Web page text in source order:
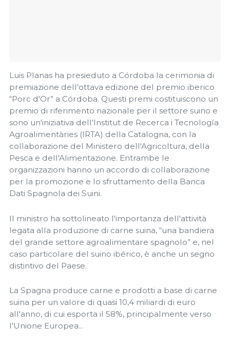
Luis Planas ha presieduto a Córdoba la cerimonia di
premiazione dell'ottava edizione del premio iberico
“Porc d'Or” a Córdoba. Questi premi costituiscono un
premio di riferimento nazionale per il settore suino e
sono un'iniziativa dell'Institut de Recerca i Tecnología
Agroalimentàries (IRTA) della Catalogna, con la
collaborazione del Ministero dell'Agricoltura, della
Pesca e dell'Alimentazione. Entrambe le
organizzazioni hanno un accordo di collaborazione
per la promozione e lo sfruttamento della Banca
Dati Spagnola dei Suini.
Il ministro ha sottolineato l'importanza dell'attività
legata alla produzione di carne suina, “una bandiera
del grande settore agroalimentare spagnolo” e, nel
caso particolare del suino ibérico, è anche un segno
distintivo del Paese.
La Spagna produce carne e prodotti a base di carne
suina per un valore di quasi 10,4 miliardi di euro
all'anno, di cui esporta il 58%, principalmente verso
l'Unione Europea...